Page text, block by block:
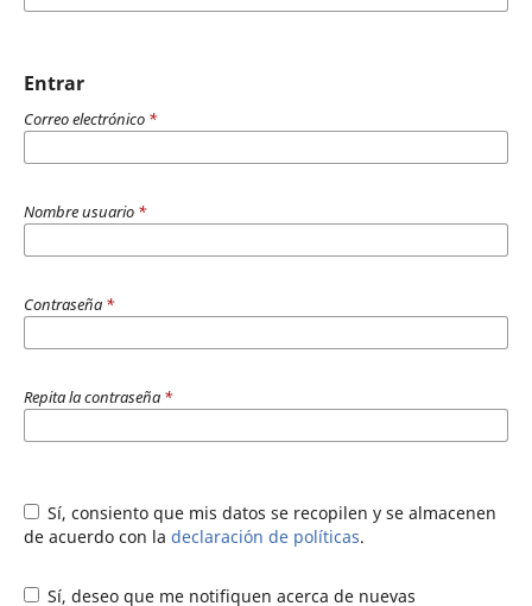
Entrar
Correo electrónico *
Nombre usuario *
Contraseña *
Repita la contraseña *
Sí, consiento que mis datos se recopilen y se almacenen
de acuerdo con la declaración de políticas.
Sí, deseo que me notifiquen acerca de nuevas